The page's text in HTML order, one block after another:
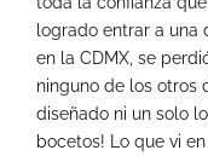
logrado entrar a una
en la CDMX, se
ninguno de los otros
diseñado ni un solo
bocetos! Lo que vi